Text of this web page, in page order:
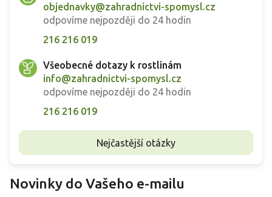
objednavky@zahradnictvi-spomysl.cz
odpovíme nejpozději do 24 hodin
216 216 019
Všeobecné dotazy k rostlinám
info@zahradnictvi-spomysl.cz
odpovíme nejpozději do 24 hodin
216 216 019
Nejčastější otázky
Novinky do Vašeho e-mailu